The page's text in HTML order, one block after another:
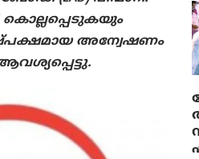
കൊല്ലപ്പെടുകയും
അന്വേഷണം